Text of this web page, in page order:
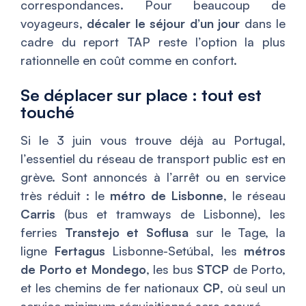
correspondances. Pour beaucoup de
voyageurs, décaler le séjour d’un jour dans le
cadre du report TAP reste l’option la plus
rationnelle en coût comme en confort.
Se déplacer sur place : tout est
touché
Si le 3 juin vous trouve déjà au Portugal,
l’essentiel du réseau de transport public est en
grève. Sont annoncés à l’arrêt ou en service
très réduit : le métro de Lisbonne, le réseau
Carris (bus et tramways de Lisbonne), les
ferries Transtejo et Soflusa sur le Tage, la
ligne Fertagus Lisbonne-Setúbal, les métros
de Porto et Mondego, les bus STCP de Porto,
et les chemins de fer nationaux CP, où seul un